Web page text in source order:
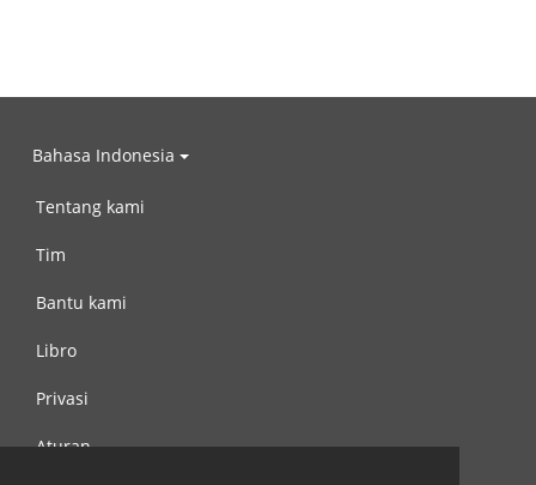
Bahasa Indonesia
Tentang kami
Tim
Bantu kami
Libro
Privasi
Aturan